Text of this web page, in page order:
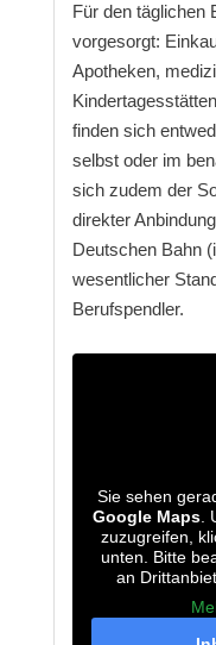
Für den täglichen
vorgesorgt:
Apotheken,
finden sich
selbst oder im
sich zudem der
direkter
Deutschen Bahn
wesentlicher
Berufspendler.
Sie sehen
Google Maps.
zuzugreifen,
unten. Bitte
an